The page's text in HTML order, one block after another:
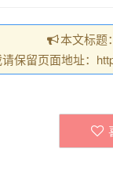
本文标题
保留页面地址：